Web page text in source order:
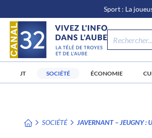
au
contenu
Sport : La
JT SOCIÉTÉ ÉCONOMIE
SOCIÉTÉ JAVERNANT – JEUGNY :